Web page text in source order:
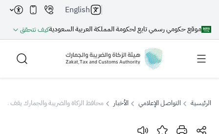
موقع حكومي رسمي تابع لحكومة المملكة العربية السعوديةكيف تتحقق
English
بحث
الرئيسية التواصل الإعلامي الأخبار محافظ الزكاة والضريبة والجمارك يقف